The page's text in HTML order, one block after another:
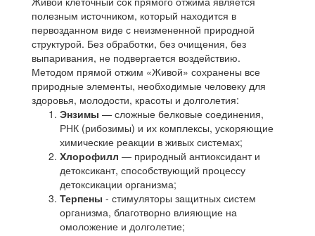
полезным источником, который находится в
первозданном виде с неизмененной природной
структурой. Без обработки, без очищения, без
выпаривания, не подвергается воздействию.
Методом прямой отжим «Живой» сохранены все
природные элементы, необходимые человеку для
здоровья, молодости, красоты и долголетия:
Энзимы — сложные белковые соединения,
РНК (рибозимы) и их комплексы, ускоряющие
химические реакции в живых системах;
Хлорофилл — природный антиоксидант и
детоксикант, способствующий процессу
детоксикации организма;
Терпены - стимуляторы защитных систем
организма, благотворно влияющие на
омоложение и долголетие;